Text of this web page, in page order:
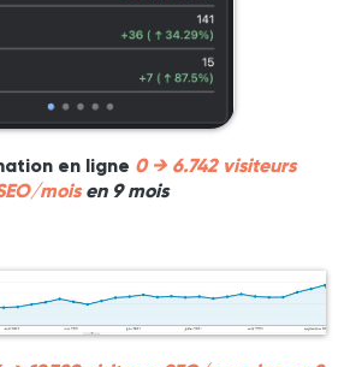
en ligne 0 → 6.742 visiteurs
moisen 9 mois